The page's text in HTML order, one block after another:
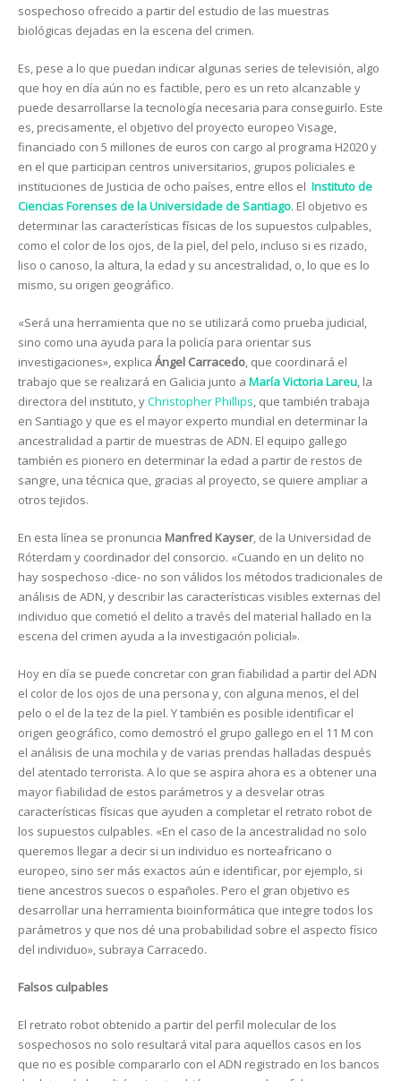
sospechoso ofrecido a partir del estudio de las muestras
biológicas dejadas en la escena del crimen.
Es, pese a lo que puedan indicar algunas series de televisión, algo
que hoy en día aún no es factible, pero es un reto alcanzable y
puede desarrollarse la tecnología necesaria para conseguirlo. Este
es, precisamente, el objetivo del proyecto europeo Visage,
financiado con 5 millones de euros con cargo al programa H2020 y
en el que participan centros universitarios, grupos policiales e
instituciones de Justicia de ocho países, entre ellos el Instituto de
Ciencias Forenses de la Universidade de Santiago. El objetivo es
determinar las características físicas de los supuestos culpables,
como el color de los ojos, de la piel, del pelo, incluso si es rizado,
liso o canoso, la altura, la edad y su ancestralidad, o, lo que es lo
mismo, su origen geográfico.
«Será una herramienta que no se utilizará como prueba judicial,
sino como una ayuda para la policía para orientar sus
investigaciones», explica Ángel Carracedo, que coordinará el
trabajo que se realizará en Galicia junto a María Victoria Lareu, la
directora del instituto, yChristopher Phillips, que también trabaja
en Santiago y que es el mayor experto mundial en determinar la
ancestralidad a partir de muestras de ADN. El equipo gallego
también es pionero en determinar la edad a partir de restos de
sangre, una técnica que, gracias al proyecto, se quiere ampliar a
otros tejidos.
En esta línea se pronuncia Manfred Kayser, de la Universidad de
Róterdam y coordinador del consorcio. «Cuando en un delito no
hay sospechoso -dice- no son válidos los métodos tradicionales de
análisis de ADN, y describir las características visibles externas del
individuo que cometió el delito a través del material hallado en la
escena del crimen ayuda a la investigación policial».
Hoy en día se puede concretar con gran fiabilidad a partir del ADN
el color de los ojos de una persona y, con alguna menos, el del
pelo o el de la tez de la piel. Y también es posible identificar el
origen geográfico, como demostró el grupo gallego en el 11 M con
el análisis de una mochila y de varias prendas halladas después
del atentado terrorista. A lo que se aspira ahora es a obtener una
mayor fiabilidad de estos parámetros y a desvelar otras
características físicas que ayuden a completar el retrato robot de
los supuestos culpables. «En el caso de la ancestralidad no solo
queremos llegar a decir si un individuo es norteafricano o
europeo, sino ser más exactos aún e identificar, por ejemplo, si
tiene ancestros suecos o españoles. Pero el gran objetivo es
desarrollar una herramienta bioinformática que integre todos los
parámetros y que nos dé una probabilidad sobre el aspecto físico
del individuo», subraya Carracedo.
Falsos culpables
El retrato robot obtenido a partir del perfil molecular de los
sospechosos no solo resultará vital para aquellos casos en los
que no es posible compararlo con el ADN registrado en los bancos